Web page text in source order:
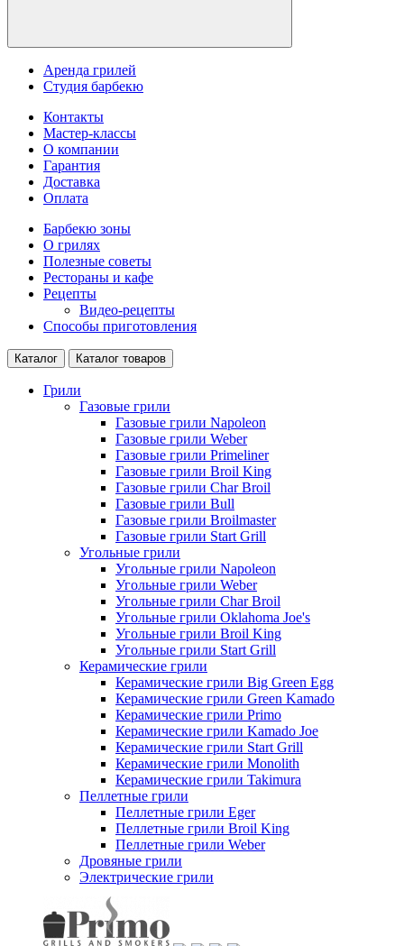
Аренда грилей
Студия барбекю
Контакты
Мастер-классы
О компании
Гарантия
Доставка
Оплата
Барбекю зоны
О грилях
Полезные советы
Рестораны и кафе
Рецепты
Видео-рецепты
Способы приготовления
Каталог Каталог товаров
Грили
Газовые грили
Газовые грили Napoleon
Газовые грили Weber
Газовые грили Primeliner
Газовые грили Broil King
Газовые грили Char Broil
Газовые грили Bull
Газовые грили Broilmaster
Газовые грили Start Grill
Угольные грили
Угольные грили Napoleon
Угольные грили Weber
Угольные грили Char Broil
Угольные грили Oklahoma Joe's
Угольные грили Broil King
Угольные грили Start Grill
Керамические грили
Керамические грили Big Green Egg
Керамические грили Green Kamado
Керамические грили Primo
Керамические грили Kamado Joe
Керамические грили Start Grill
Керамические грили Monolith
Керамические грили Takimura
Пеллетные грили
Пеллетные грили Eger
Пеллетные грили Broil King
Пеллетные грили Weber
Дровяные грили
Электрические грили